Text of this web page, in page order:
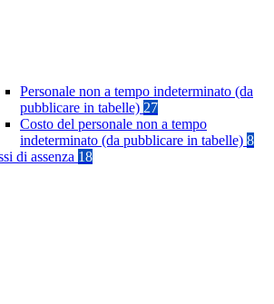
Personale non a tempo indeterminato (da
pubblicare in tabelle) 27
Costo del personale non a tempo
indeterminato (da pubblicare in tabelle) 8
di assenza 18